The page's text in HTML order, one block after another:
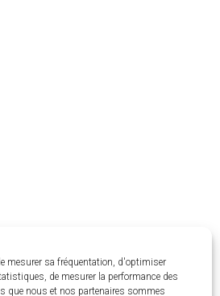
mesurer sa fréquentation, d'optimiser
de mesurer la performance des
nous et nos partenaires sommes